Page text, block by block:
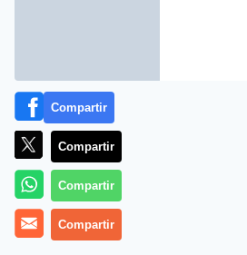
La austeridad en el gasto que
Gobierno no parece importarle a
Compartir
Compartir
Compartir
Compartir